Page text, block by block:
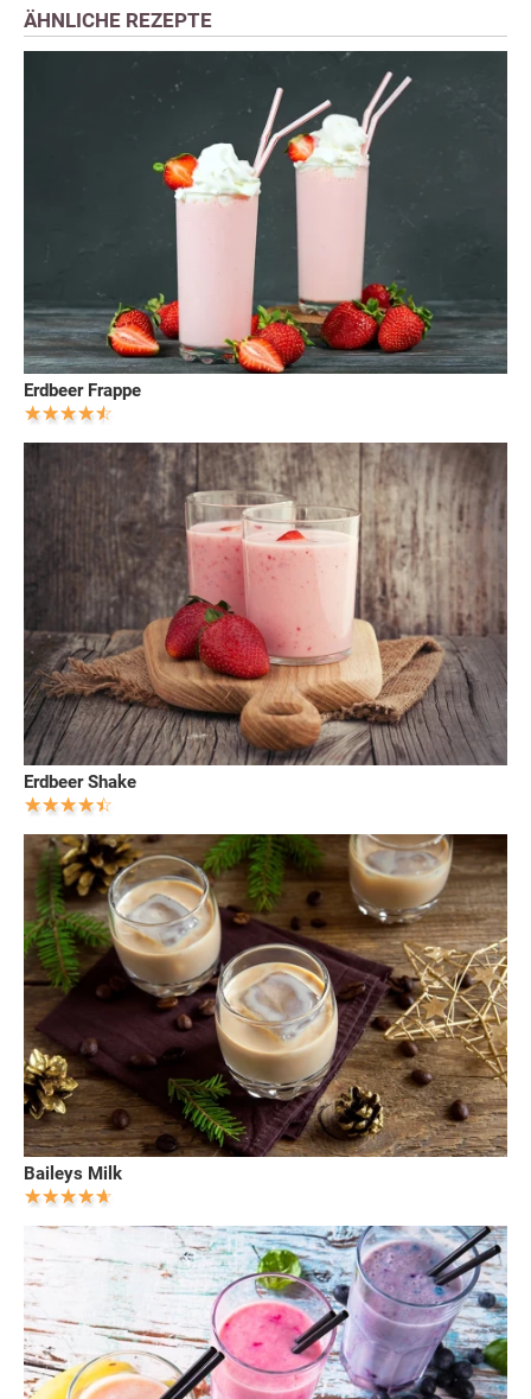
ÄHNLICHE REZEPTE
Erdbeer Frappe
Erdbeer Shake
Baileys Milk